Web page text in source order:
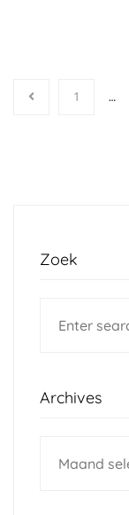
1 …
Zoek
for:
Archives